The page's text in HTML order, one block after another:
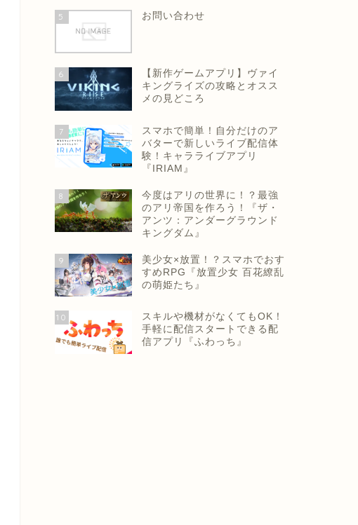
5 お問い合わせ
6
【新作ゲームアプリ】ヴァイ
キングライズの攻略とオスス
メの見どころ
7
スマホで簡単！自分だけのア
バターで新しいライブ配信体
験！キャラライブアプリ
『IRIAM』
8
今度はアリの世界に！？最強
のアリ帝国を作ろう！『ザ・
アンツ：アンダーグラウンド
キングダム』
9
美少女×放置！？スマホでおす
すめRPG『放置少女 百花繚乱
の萌姫たち』
10
スキルや機材がなくてもOK！
手軽に配信スタートできる配
信アプリ『ふわっち』